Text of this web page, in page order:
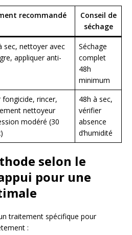
recommandé
Conseil de
séchage
sec, nettoyer avec
appliquer anti-
Séchage
complet
48h
minimum
fongicide, rincer,
nettoyeur
modéré (30
48h à sec,
vérifier
absence
d’humidité
selon le
pour une
traitement spécifique pour
: